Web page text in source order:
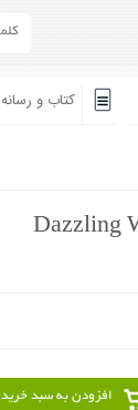
کتاب و رسانه
افزودن به سبد خرید